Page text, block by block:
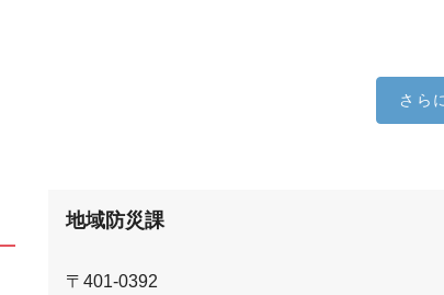
さら
地域防災課
〒401-0392